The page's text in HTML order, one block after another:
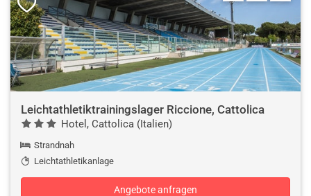
Leichtathletiktrainingslager Riccione, Cattolica
Hotel, Cattolica (Italien)
Strandnah
Leichtathletikanlage
Angebote anfragen